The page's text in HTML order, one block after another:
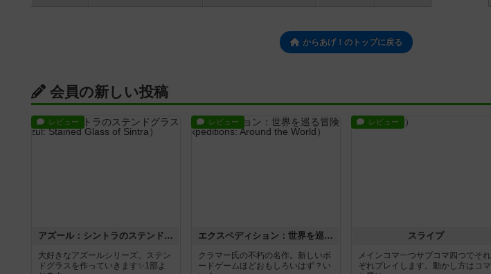
からあげ！のトップに戻る
会員の新しい投稿
レビュー
アズール：シントラのステンドグラス
大好きなアズールシリーズ。ステン
ドグラスを作っていきます✨1部よ
レビュー
エクスペディション：世界を巡る冒険
クラマー氏の不朽の名作。新しいボ
ードゲームほどおもしろいはず？い
レビュー
スライプ
メインコマ一つサブコマ四つでそれ
ぞれプレイします。動かし方はコマ